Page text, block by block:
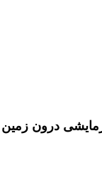
درون زمین